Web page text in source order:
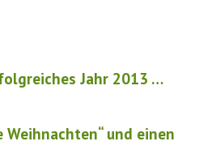
Jahr 2013 …
Weihnachten“ und einen